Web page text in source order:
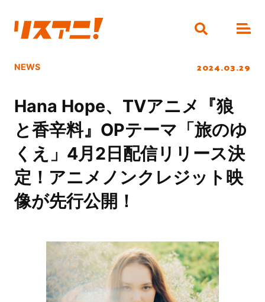
NEWS 2024.03.29
Hana Hope、TVアニメ『狼
と香辛料』OPテーマ「旅のゆ
くえ」4月2日配信リリース決
定！アニメノンクレジット映
像が先行公開！